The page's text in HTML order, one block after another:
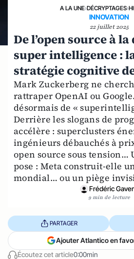
A LA UNE›DÉCRYPTAGES›
INNOVATION
22 juillet 2025
De l’open source à
super intelligence :
stratégie cognitive
Mark Zuckerberg ne
rattraper OpenAI ou
désormais de «
Derrière les slogans de
accélère : superclusters
ingénieurs débauchés à
open source sous tension…
pose : Meta construit-elle
mondial… ou un piège
Frédéric
9 min de lecture
Écoutez cet article0:00min
PARTAGER
Ajouter Atlantico en